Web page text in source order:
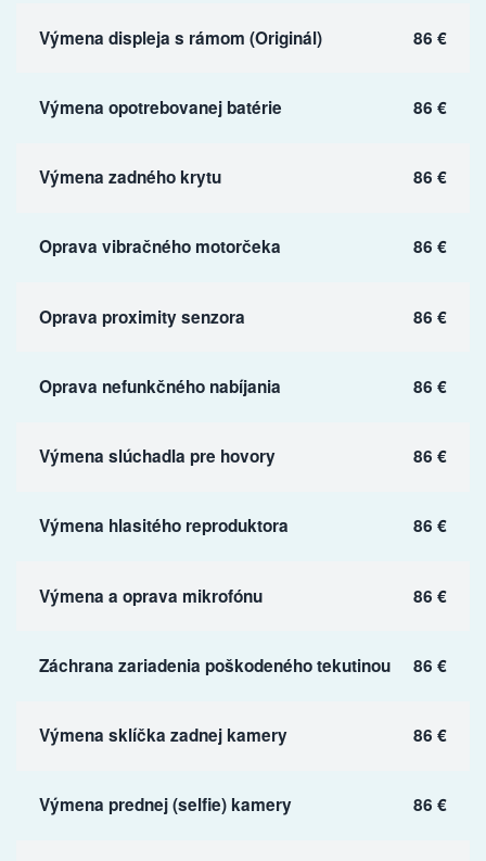
Výmena displeja s rámom (Originál) 86 €
Výmena opotrebovanej batérie 86 €
Výmena zadného krytu 86 €
Oprava vibračného motorčeka 86 €
Oprava proximity senzora 86 €
Oprava nefunkčného nabíjania 86 €
Výmena slúchadla pre hovory 86 €
Výmena hlasitého reproduktora 86 €
Výmena a oprava mikrofónu 86 €
Záchrana zariadenia poškodeného tekutinou 86 €
Výmena sklíčka zadnej kamery 86 €
Výmena prednej (selfie) kamery 86 €